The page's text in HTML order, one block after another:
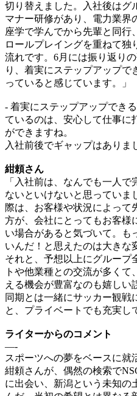
切り替えました。入社後はグ
マナー研修があり、電力業界
座学で学んでから先輩と同行
ロールプレイングを重ねて独
流れです。6月には振り返り
り、着実にステップアップで
っていると感じています。」
- 着実にステップアップでき
ているのは、安心して仕事に
ができますね。
入社前後でギャップはありま
紺頼さん
「入社前は、なんでも一人で
ないといけないと思っていま
際は、お客様や状況によって
方が、会社にとってもお客様
い場合があると気づいて。も
いんだ！と思えたのは大きな
それと、予想以上にグループ
トや他業種との交流が多くて
える機会が豊富なのも嬉しい
同期とは一緒にサッカー観戦
と、プライベートでも充実し
ライターからのコメント
—-
スポーツへの夢をベースに就
紺頼さんが、偶然の検索で
に出会い、新潟という未知の